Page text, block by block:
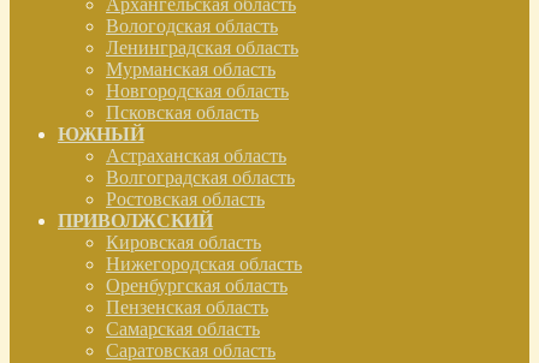
Архангельская область
Вологодская область
Ленинградская область
Мурманская область
Новгородская область
Псковская область
ЮЖНЫЙ
Астраханская область
Волгоградская область
Ростовская область
ПРИВОЛЖСКИЙ
Кировская область
Нижегородская область
Оренбургская область
Пензенская область
Самарская область
Саратовская область